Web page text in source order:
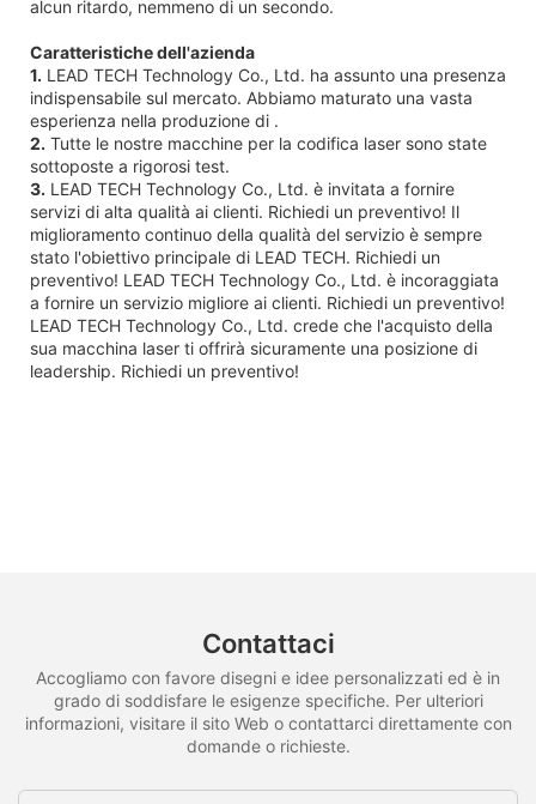
alcun ritardo, nemmeno di un secondo.
Caratteristiche dell'azienda
1. LEAD TECH Technology Co., Ltd. ha assunto una presenza
indispensabile sul mercato. Abbiamo maturato una vasta
esperienza nella produzione di .
2. Tutte le nostre macchine per la codifica laser sono state
sottoposte a rigorosi test.
3. LEAD TECH Technology Co., Ltd. è invitata a fornire
servizi di alta qualità ai clienti. Richiedi un preventivo! Il
miglioramento continuo della qualità del servizio è sempre
stato l'obiettivo principale di LEAD TECH. Richiedi un
preventivo! LEAD TECH Technology Co., Ltd. è incoraggiata
a fornire un servizio migliore ai clienti. Richiedi un preventivo!
LEAD TECH Technology Co., Ltd. crede che l'acquisto della
sua macchina laser ti offrirà sicuramente una posizione di
leadership. Richiedi un preventivo!
Contattaci
Accogliamo con favore disegni e idee personalizzati ed è in
grado di soddisfare le esigenze specifiche. Per ulteriori
informazioni, visitare il sito Web o contattarci direttamente con
domande o richieste.